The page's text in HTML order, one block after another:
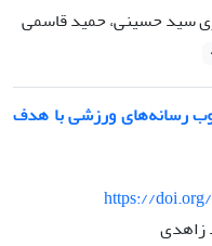
سید حسینی، حمید قاسمی
رسانه‌های ورزشی با هدف
https://
زاهدی